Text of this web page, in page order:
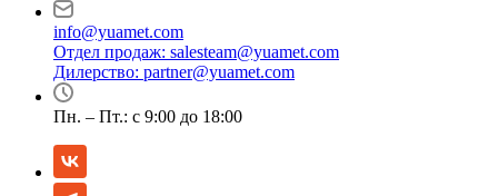
info@yuamet.com
Отдел продаж: salesteam@yuamet.com
Дилерство: partner@yuamet.com
Пн. – Пт.: с 9:00 до 18:00